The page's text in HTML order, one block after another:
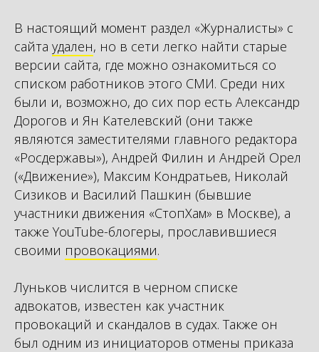
В настоящий момент раздел «Журналисты» с
сайта удален, но в сети легко найти старые
версии сайта, где можно ознакомиться со
списком работников этого СМИ. Среди них
были и, возможно, до сих пор есть Александр
Дорогов и Ян Кателевский (они также
являются заместителями главного редактора
«Росдержавы»), Андрей Филин и Андрей Орел
(«Движение»), Максим Кондратьев, Николай
Сизиков и Василий Пашкин (бывшие
участники движения «СтопХам» в Москве), а
также YouTube-блогеры, прославившиеся
своими провокациями.
Луньков числится в черном списке
адвокатов, известен как участник
провокаций и скандалов в судах. Также он
был одним из инициаторов отмены приказа